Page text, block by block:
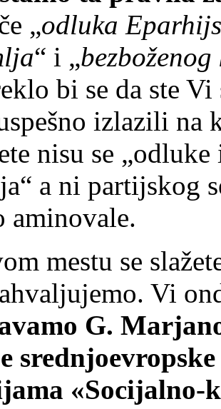
„odluka
“ i „
bi se da ste
izlazili na
nisu se
a ni partijskog
aminovale.
mestu se
Vi
G.
«Socijalno-